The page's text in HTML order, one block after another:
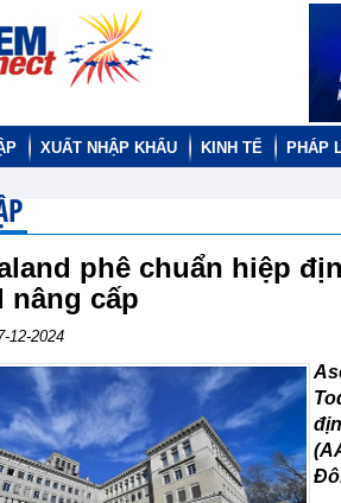
XUẤT NHẬP KHẨU KINH TẾ PHÁP
phê chuẩn hiệp
nâng cấp
12-2024